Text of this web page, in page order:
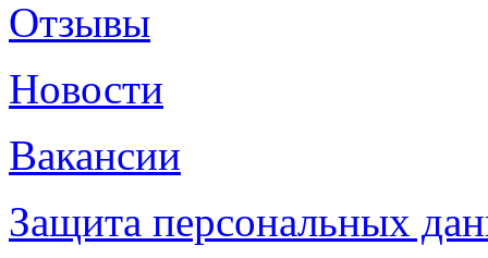
Отзывы
Новости
Вакансии
Защита персональных